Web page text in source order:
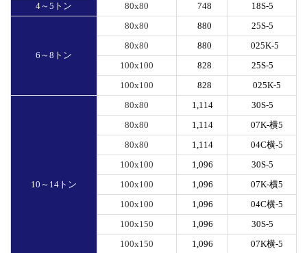
4～5トン
80x80 748 18S-5
6～8トン
80x80 880
25S-5
80x80
880
025K-5
100x100
828
25S-5
100x100
828 025K-5
10～14トン
80x80 1,114
30S-5
80x80
1,114
07K-横5
80x80
1,114
04C横-5
100x100
1,096
30S-5
100x100
1,096
07K-横5
100x100
1,096
04C横-5
100x150
1,096
30S-5
100x150
1,096
07K横-5